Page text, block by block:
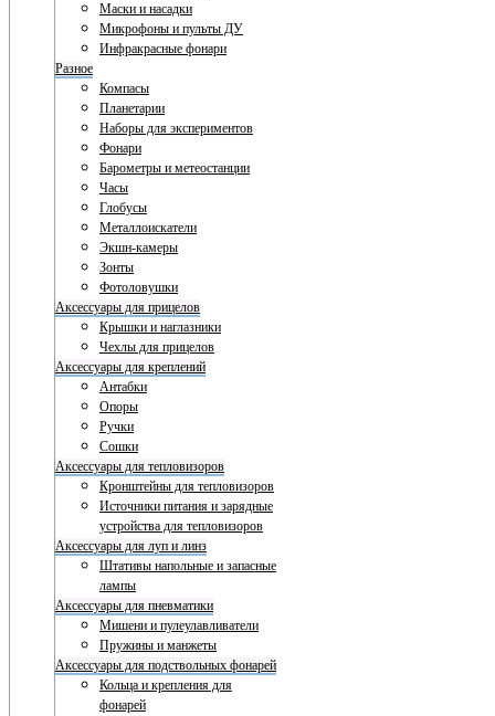
Маски и насадки
Микрофоны и пульты ДУ
Инфракрасные фонари
Разное
Компасы
Планетарии
Наборы для экспериментов
Фонари
Барометры и метеостанции
Часы
Глобусы
Металлоискатели
Экшн-камеры
Зонты
Фотоловушки
Аксессуары для прицелов
Крышки и наглазники
Чехлы для прицелов
Аксессуары для креплений
Антабки
Опоры
Ручки
Сошки
Аксессуары для тепловизоров
Кронштейны для тепловизоров
Источники питания и зарядные
устройства для тепловизоров
Аксессуары для луп и линз
Штативы напольные и запасные
лампы
Аксессуары для пневматики
Мишени и пулеулавливатели
Пружины и манжеты
Аксессуары для подствольных фонарей
Кольца и крепления для
фонарей